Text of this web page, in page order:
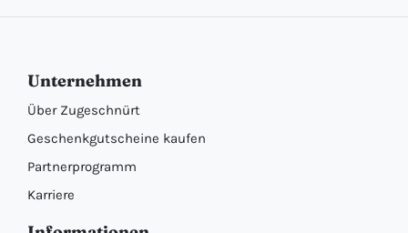
Unternehmen
Über Zugeschnürt
Geschenkgutscheine kaufen
Partnerprogramm
Karriere